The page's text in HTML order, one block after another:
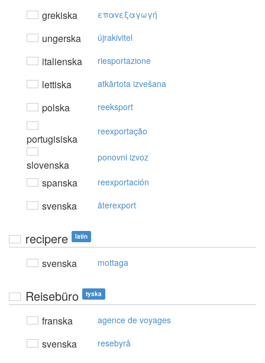
grekiska επαvεξαγωγή
ungerska újrakivitel
italienska riesportazione
lettiska atkārtota izvešana
polska reeksport
portugisiska
reexportação
slovenska
ponovni izvoz
spanska reexportación
svenska återexport
recipere latin
svenska mottaga
Reisebüro tyska
franska agence de voyages
svenska resebyrå